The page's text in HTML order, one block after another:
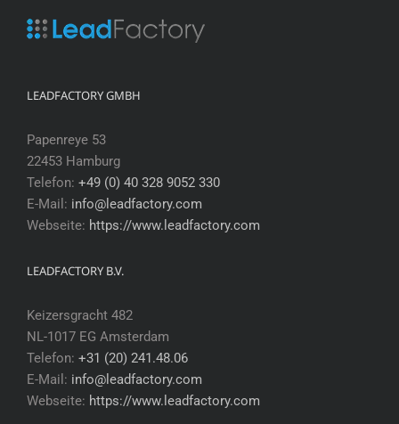
LEADFACTORY GMBH
Papenreye 53
22453 Hamburg
Telefon: +49 (0) 40 328 9052 330
E-Mail: info@leadfactory.com
Webseite: https://www.leadfactory.com
LEADFACTORY B.V.
Keizersgracht 482
NL-1017 EG Amsterdam
Telefon: +31 (20) 241.48.06
E-Mail: info@leadfactory.com
Webseite: https://www.leadfactory.com